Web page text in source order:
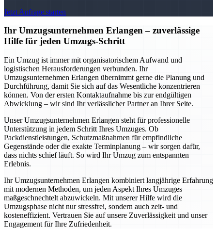
Jetzt Anfrage starten
Ihr Umzugsunternehmen Erlangen – zuverlässige
Hilfe für jeden Umzugs-Schritt
Ein Umzug ist immer mit organisatorischem Aufwand und
logistischen Herausforderungen verbunden. Ihr
Umzugsunternehmen Erlangen übernimmt gerne die Planung und
Durchführung, damit Sie sich auf das Wesentliche konzentrieren
können. Von der ersten Kontaktaufnahme bis zur endgültigen
Abwicklung – wir sind Ihr verlässlicher Partner an Ihrer Seite.
Unser Umzugsunternehmen Erlangen steht für professionelle
Unterstützung in jedem Schritt Ihres Umzuges. Ob
Packdienstleistungen, Schutzmaßnahmen für empfindliche
Gegenstände oder die exakte Terminplanung – wir sorgen dafür,
dass nichts schief läuft. So wird Ihr Umzug zum entspannten
Erlebnis.
Ihr Umzugsunternehmen Erlangen kombiniert langjährige Erfahrung
mit modernen Methoden, um jeden Aspekt Ihres Umzuges
maßgeschnechtelt abzuwickeln. Mit unserer Hilfe wird die
Umzugsphase nicht nur stressfrei, sondern auch zeit- und
kosteneffizient. Vertrauen Sie auf unsere Zuverlässigkeit und unser
Engagement für Ihre Zufriedenheit.